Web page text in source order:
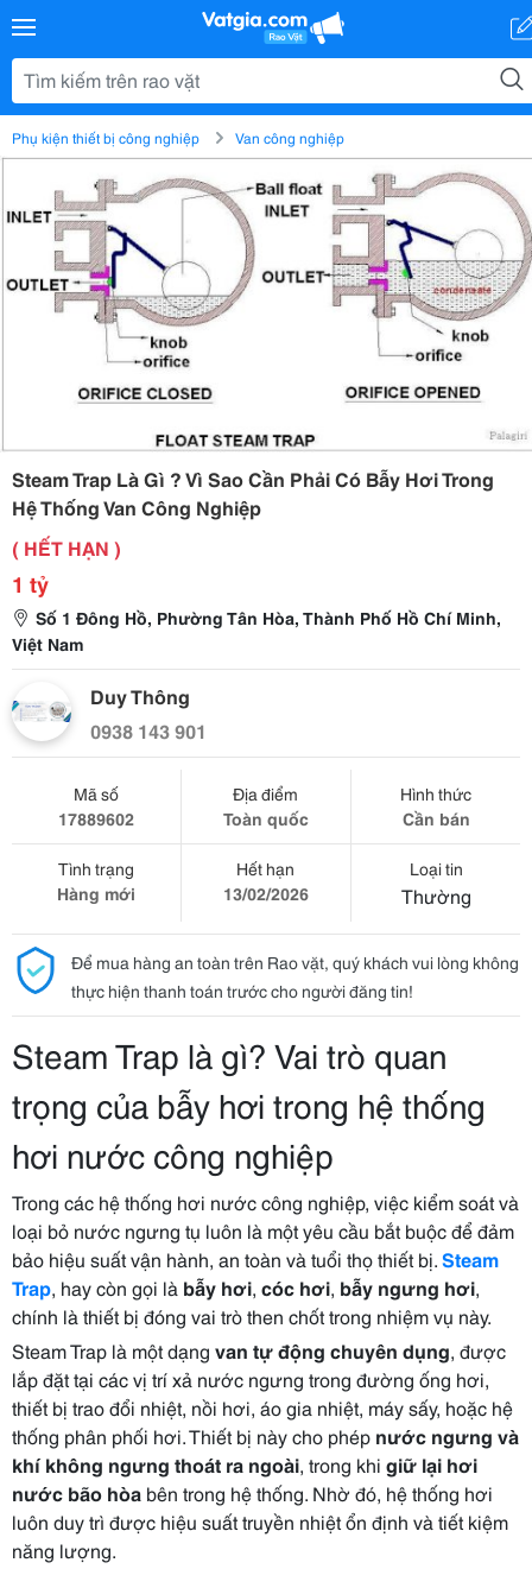
Phụ kiện thiết bị công nghiệp Van công nghiệp
Steam Trap Là Gì ? Vì Sao Cần Phải Có Bẫy Hơi Trong
Hệ Thống Van Công Nghiệp
( HẾT HẠN )
1 tỷ
Số 1 Đông Hồ, Phường Tân Hòa, Thành Phố Hồ Chí Minh,
Việt Nam
Duy Thông
0938 143 901
Mã số
17889602
Địa điểm
Toàn quốc
Hình thức
Cần bán
Tình trạng
Hàng mới
Hết hạn
13/02/2026
Loại tin
Thường
Để mua hàng an toàn trên Rao vặt, quý khách vui lòng không
thực hiện thanh toán trước cho người đăng tin!
Steam Trap là gì? Vai trò quan
trọng của bẫy hơi trong hệ thống
hơi nước công nghiệp
Trong các hệ thống hơi nước công nghiệp, việc kiểm soát và
loại bỏ nước ngưng tụ luôn là một yêu cầu bắt buộc để đảm
bảo hiệu suất vận hành, an toàn và tuổi thọ thiết bị.Steam
Trap, hay còn gọi là bẫy hơi, cóc hơi, bẫy ngưng hơi,
chính là thiết bị đóng vai trò then chốt trong nhiệm vụ này.
Steam Trap là một dạng van tự động chuyên dụng, được
lắp đặt tại các vị trí xả nước ngưng trong đường ống hơi,
thiết bị trao đổi nhiệt, nồi hơi, áo gia nhiệt, máy sấy, hoặc hệ
thống phân phối hơi. Thiết bị này cho phép nước ngưng và
khí không ngưng thoát ra ngoài, trong khi giữ lại hơi
nước bão hòa bên trong hệ thống. Nhờ đó, hệ thống hơi
luôn duy trì được hiệu suất truyền nhiệt ổn định và tiết kiệm
năng lượng.